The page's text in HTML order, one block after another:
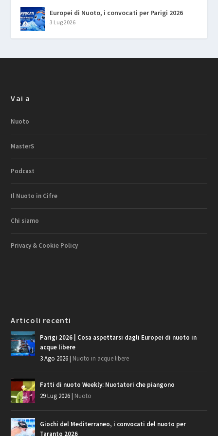
Europei di Nuoto, i convocati per Parigi 2026
3 Lug 2026
Vai a
Nuoto
MasterS
Podcast
Il Nuoto in Cifre
Chi siamo
Privacy & Cookie Policy
Articoli recenti
Parigi 2026 | Cosa aspettarsi dagli Europei di nuoto in
acque libere
3 Ago 2026| Nuoto in acque libere
Fatti di nuoto Weekly: Nuotatori che piangono
29 Lug 2026| Nuoto
Giochi del Mediterraneo, i convocati del nuoto per
Taranto 2026